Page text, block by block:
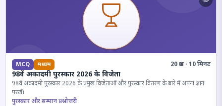
MCQ मध्यम 20 प्रश्न · 10 मिनट
98वें अकादमी पुरस्कार 2026 के विजेता
98वें अकादमी पुरस्कार 2026 के प्रमुख विजेताओं और पुरस्कार वितरण के बारे में अपना ज्ञान
परखें।
पुरस्कार और सम्मान प्रश्नोत्तरी